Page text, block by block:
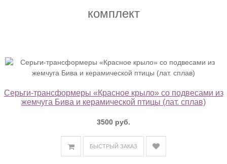
комплект
Серьги-трансформеры «Красное крыло» со подвесами из
жемчуга Бива и керамической птицы (лат. сплав)
3500 руб.
БЫСТРЫЙ ЗАКАЗ